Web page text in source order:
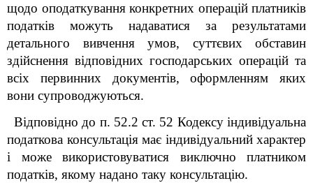
щодо оподаткування конкретних операцій платників
податків можуть надаватися за результатами
детального вивчення умов, суттєвих обставин
здійснення відповідних господарських операцій та
всіх первинних документів, оформленням яких
вони супроводжуються.
Відповідно до п. 52.2 ст. 52 Кодексу індивідуальна
податкова консультація має індивідуальний характер
і може використовуватися виключно платником
податків, якому надано таку консультацію.